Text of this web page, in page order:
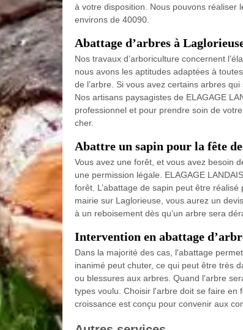
à votre disposition. Nous pouvons réaliser
environs de 40090.
Abattage d’arbres à
Nos travaux d’arboriculture concernent
nous avons les aptitudes adaptées à
de l’arbre. Si vous avez certains arbres
Nos artisans paysagistes de ELAGAGE
professionnel et pour prendre soin de
cher.
Abattre un sapin pour la fête
Vous avez une forêt, et vous avez besoin
une permission légale. ELAGAGE
forêt. L’abattage de sapin peut être
mairie sur Laglorieuse, vous aurez un
à un reboisement dès qu’un arbre sera
Intervention en abattage
Dans la majorité des cas, l'abattage
inanimé peut chuter, ce qui peut être très
ou blessures aux arbres. Quand l'arbre
types voulu. Choisir l'arbre doit se faire en
croissance est conçu pour convenir aux